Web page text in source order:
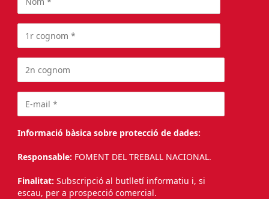
Informació bàsica sobre protecció de dades:
Responsable: FOMENT DEL TREBALL NACIONAL.
Finalitat: Subscripció al butlletí informatiu i, si
escau, per a prospecció comercial.